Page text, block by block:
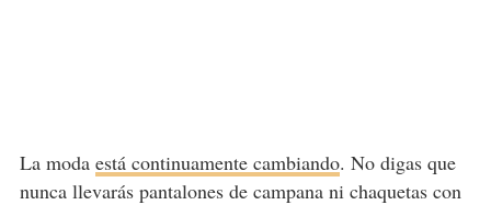
La moda está continuamente cambiando. No digas que
nunca llevarás pantalones de campana ni chaquetas con